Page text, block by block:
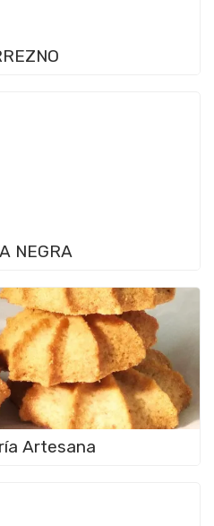
NEGRA
Artesana